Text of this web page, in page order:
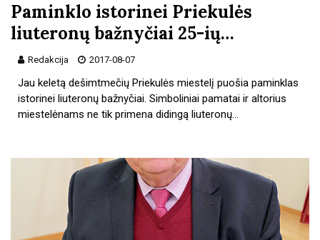
Paminklo istorinei Priekulės
liuteronų bažnyčiai 25-ių…
Redakcija 2017-08-07
Jau keletą dešimtmečių Priekulės miestelį puošia paminklas
istorinei liuteronų bažnyčiai. Simboliniai pamatai ir altorius
miestelėnams ne tik primena didingą liuteronų…